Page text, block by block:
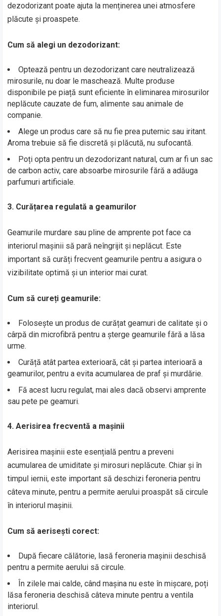
dezodorizant poate ajuta la menținerea unei atmosfere
plăcute și proaspete.
Cum să alegi un dezodorizant:
Optează pentru un dezodorizant care neutralizează
mirosurile, nu doar le maschează. Multe produse
disponibile pe piață sunt eficiente în eliminarea mirosurilor
neplăcute cauzate de fum, alimente sau animale de
companie.
Alege un produs care să nu fie prea puternic sau iritant.
Aroma trebuie să fie discretă și plăcută, nu sufocantă.
Poți opta pentru un dezodorizant natural, cum ar fi un sac
de carbon activ, care absoarbe mirosurile fără a adăuga
parfumuri artificiale.
3. Curățarea regulată a geamurilor
Geamurile murdare sau pline de amprente pot face ca
interiorul mașinii să pară neîngrijit și neplăcut. Este
important să curăți frecvent geamurile pentru a asigura o
vizibilitate optimă și un interior mai curat.
Cum să cureți geamurile:
Folosește un produs de curățat geamuri de calitate și o
cârpă din microfibră pentru a șterge geamurile fără a lăsa
urme.
Curăță atât partea exterioară, cât și partea interioară a
geamurilor, pentru a evita acumularea de praf și murdărie.
Fă acest lucru regulat, mai ales dacă observi amprente
sau pete pe geamuri.
4. Aerisirea frecventă a mașinii
Aerisirea mașinii este esențială pentru a preveni
acumularea de umiditate și mirosuri neplăcute. Chiar și în
timpul iernii, este important să deschizi feroneria pentru
câteva minute, pentru a permite aerului proaspăt să circule
în interiorul mașinii.
Cum să aerisești corect:
După fiecare călătorie, lasă feroneria mașinii deschisă
pentru a permite aerului să circule.
În zilele mai calde, când mașina nu este în mișcare, poți
lăsa feroneria deschisă câteva minute pentru a ventila
interiorul.